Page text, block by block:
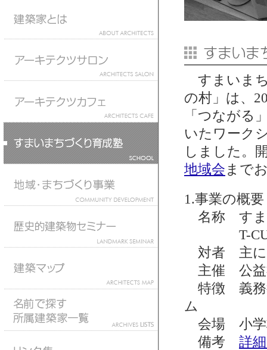
すまいま
の村」は、
「つながる
いたワーク
しました。
地域会 まで
1.事業の概要
名称 すま
T-CUBE
対者 主に
主催 公益
特徴 義務
ム
会場 小学
備考 詳